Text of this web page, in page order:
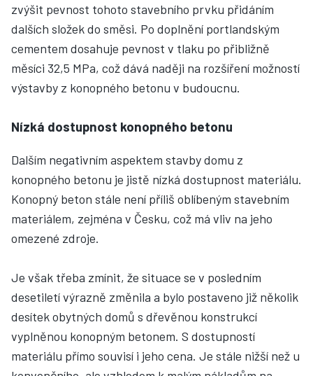
zvýšit pevnost tohoto stavebního prvku přidáním
dalších složek do směsi. Po doplnění portlandským
cementem dosahuje pevnost v tlaku po přibližně
měsíci 32,5 MPa, což dává naději na rozšíření možností
výstavby z konopného betonu v budoucnu.
Nízká dostupnost konopného betonu
Dalším negativním aspektem stavby domu z
konopného betonu je jistě nízká dostupnost materiálu.
Konopný beton stále není příliš oblíbeným stavebním
materiálem, zejména v Česku, což má vliv na jeho
omezené zdroje.
Je však třeba zmínit, že situace se v posledním
desetiletí výrazně změnila a bylo postaveno již několik
desítek obytných domů s dřevěnou konstrukcí
vyplněnou konopným betonem. S dostupností
materiálu přímo souvisí i jeho cena. Je stále nižší než u